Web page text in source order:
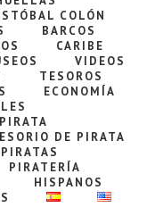
COLÓN
BARCOS
CARIBE
VIDEOS
TESOROS
ECONOMÍA
DE PIRATA
PIRATERÍA
HISPANOS